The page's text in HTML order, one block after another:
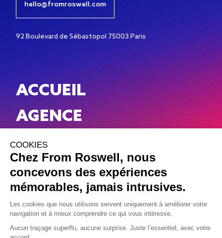
hello@fromroswell.com
92 Boulevard de Sébastopol 75003 Paris
ACCUEIL
AGENCE
WORK
NEWS
CONTACT